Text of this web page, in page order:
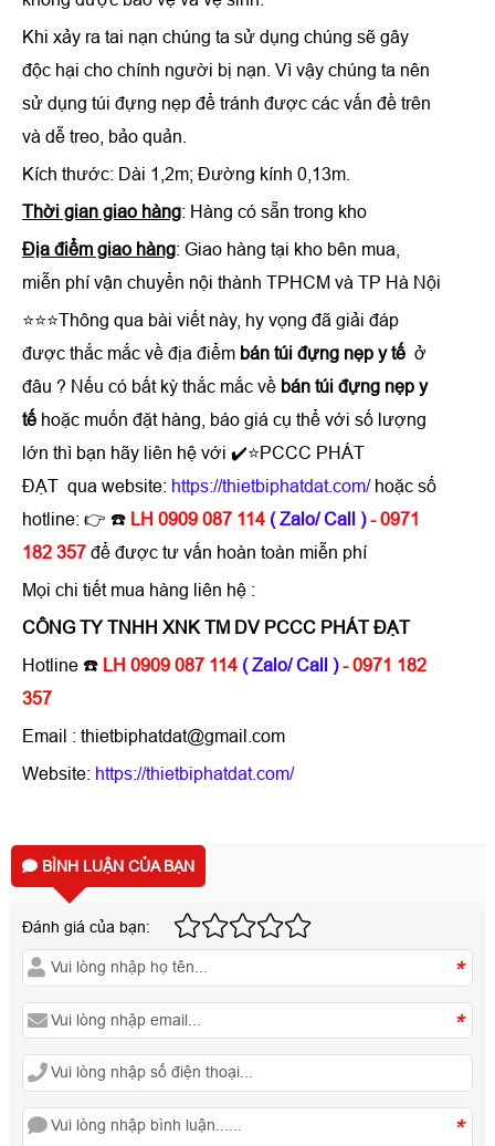
Khi xảy ra tai nạn chúng ta sử dụng chúng sẽ gây
độc hại cho chính người bị nạn. Vì vậy chúng ta nên
sử dụng túi đựng nẹp để tránh được các vấn đề trên
và dễ treo, bảo quản.
Kích thước: Dài 1,2m; Đường kính 0,13m.
Thời gian giao hàng: Hàng có sẵn trong kho
Địa điểm giao hàng: Giao hàng tại kho bên mua,
miễn phí vận chuyển nội thành TPHCM và TP Hà Nội
⭐⭐⭐Thông qua bài viết này, hy vọng đã giải đáp
được thắc mắc về địa điểm bán túi đựng nẹp y tế ở
đâu ? Nếu có bất kỳ thắc mắc về bán túi đựng nẹp y
tế hoặc muốn đặt hàng, báo giá cụ thể với số lượng
lớn thì bạn hãy liên hệ với ✔️⭐PCCC PHÁT
ĐẠT qua website: https://thietbiphatdat.com/hoặc số
hotline: 👉 ☎️ LH 0909 087 114 ( Zalo/ Call )- 0971
182 357 để được tư vấn hoàn toàn miễn phí
Mọi chi tiết mua hàng liên hệ :
CÔNG TY TNHH XNK TM DV PCCC PHÁT ĐẠT
Hotline ☎️ LH 0909 087 114 ( Zalo/ Call )- 0971 182
357
Email : thietbiphatdat@gmail.com
Website: https://thietbiphatdat.com/
BÌNH LUẬN CỦA BẠN
Đánh giá của bạn:
*
*
*